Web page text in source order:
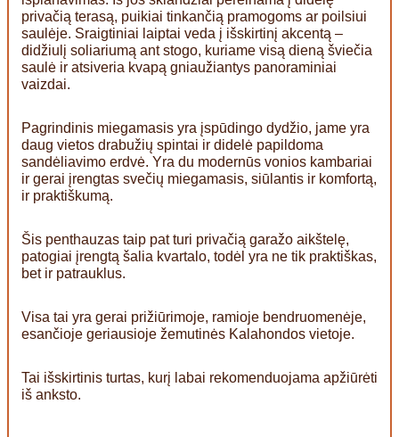
privačią terasą, puikiai tinkančią pramogoms ar poilsiui
saulėje. Sraigtiniai laiptai veda į išskirtinį akcentą –
didžiulį soliariumą ant stogo, kuriame visą dieną šviečia
saulė ir atsiveria kvapą gniaužiantys panoraminiai
vaizdai.
Pagrindinis miegamasis yra įspūdingo dydžio, jame yra
daug vietos drabužių spintai ir didelė papildoma
sandėliavimo erdvė. Yra du modernūs vonios kambariai
ir gerai įrengtas svečių miegamasis, siūlantis ir komfortą,
ir praktiškumą.
Šis penthauzas taip pat turi privačią garažo aikštelę,
patogiai įrengtą šalia kvartalo, todėl yra ne tik praktiškas,
bet ir patrauklus.
Visa tai yra gerai prižiūrimoje, ramioje bendruomenėje,
esančioje geriausioje žemutinės Kalahondos vietoje.
Tai išskirtinis turtas, kurį labai rekomenduojama apžiūrėti
iš anksto.